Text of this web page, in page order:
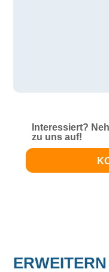
Interessiert?
zu uns auf!